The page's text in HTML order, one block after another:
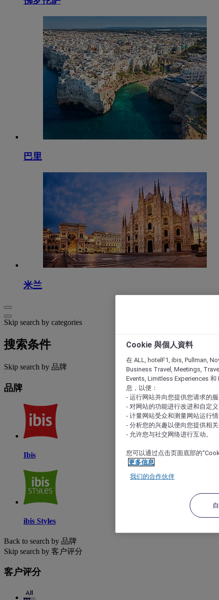
巴里
米兰
Skip search by categories
搜索条件
Skip search by 品牌
品牌
Ibis
ibis Styles
Back to search by 品牌
Skip search by 客户评分
客户评分
Cookie 與個人資料
在 ALL, hotelF1, ibis, Pullman,
Business Travel, Meetings,
Events, Limitless Experiences 和
息，以便：
- 运行网站并向您提供您请求的
- 对网站的功能进行改进和自定义
- 计量网站受众和测量网站运行
- 分析您的兴趣以便向您提供相
- 允许您与社交网络进行互动。
您可以通过点击页面底部的
更多信息
我们的合作伙伴